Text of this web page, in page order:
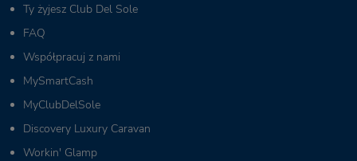
Ty żyjesz Club Del Sole
FAQ
Współpracuj z nami
MySmartCash
MyClubDelSole
Discovery Luxury Caravan
Workin' Glamp